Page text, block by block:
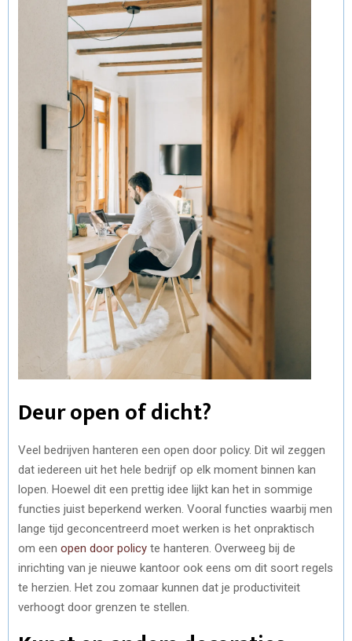
Deur open of dicht?
Veel bedrijven hanteren een open door policy. Dit wil zeggen
dat iedereen uit het hele bedrijf op elk moment binnen kan
lopen. Hoewel dit een prettig idee lijkt kan het in sommige
functies juist beperkend werken. Vooral functies waarbij men
lange tijd geconcentreerd moet werken is het onpraktisch
om een open door policy te hanteren. Overweeg bij de
inrichting van je nieuwe kantoor ook eens om dit soort regels
te herzien. Het zou zomaar kunnen dat je productiviteit
verhoogt door grenzen te stellen.